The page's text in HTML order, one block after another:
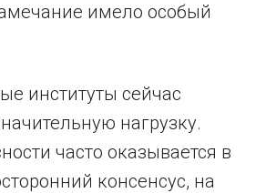
имело особый
институты сейчас
нагрузку.
часто оказывается в
консенсус, на